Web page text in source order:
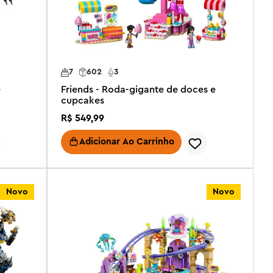
3
602
7
Friends - Roda-gigante de doces e
cupcakes
R$ 549,99
Adicionar Ao Carrinho
Novo Novo